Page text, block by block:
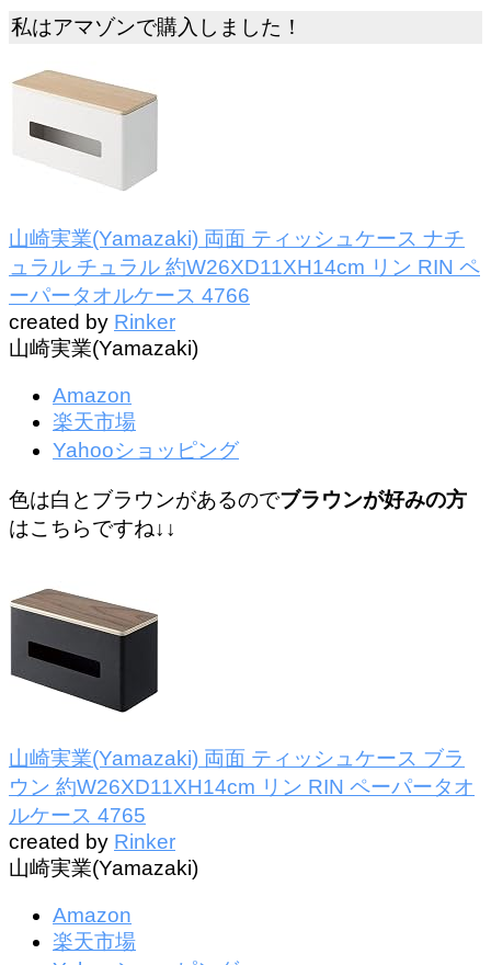
私はアマゾンで購入しました！
山崎実業(Yamazaki) 両面 ティッシュケース ナチ
ュラル チュラル 約W26XD11XH14cm リン RIN ペ
ーパータオルケース 4766
created by Rinker
山崎実業(Yamazaki)
Amazon
楽天市場
Yahooショッピング
色は白とブラウンがあるのでブラウンが好みの方
はこちらですね↓↓
山崎実業(Yamazaki) 両面 ティッシュケース ブラ
ウン 約W26XD11XH14cm リン RIN ペーパータオ
ルケース 4765
created by Rinker
山崎実業(Yamazaki)
Amazon
楽天市場